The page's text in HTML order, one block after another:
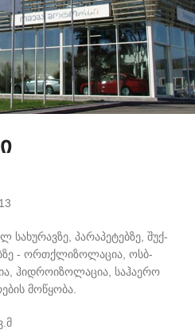
პარაპეტებზე, შუქ-
- ორთქლიზოლაცია, ოსბ-
ჰიდროიზოლაცია, საჰაერო
მოწყობა.